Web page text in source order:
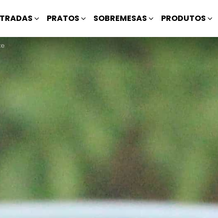
PRATOS SOBREMESAS PRODUTOS